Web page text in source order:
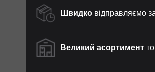
Швидко відправляємо
Великий асортимент